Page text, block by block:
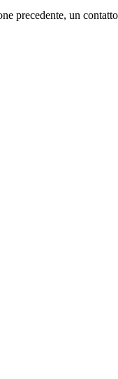
precedente, un